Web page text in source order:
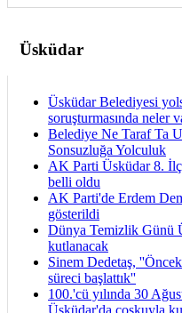
Üsküdar
Üsküdar Belediyesi
soruşturmasında neler
Belediye Ne Taraf Ta
Sonsuzluğa Yolculuk
AK Parti Üsküdar 8.
belli oldu
AK Parti'de Erdem
gösterildi
Dünya Temizlik Günü
kutlanacak
Sinem Dedetaş,
süreci başlattık''
100.'cü yılında 30
Üsküdar'da coşkuyla